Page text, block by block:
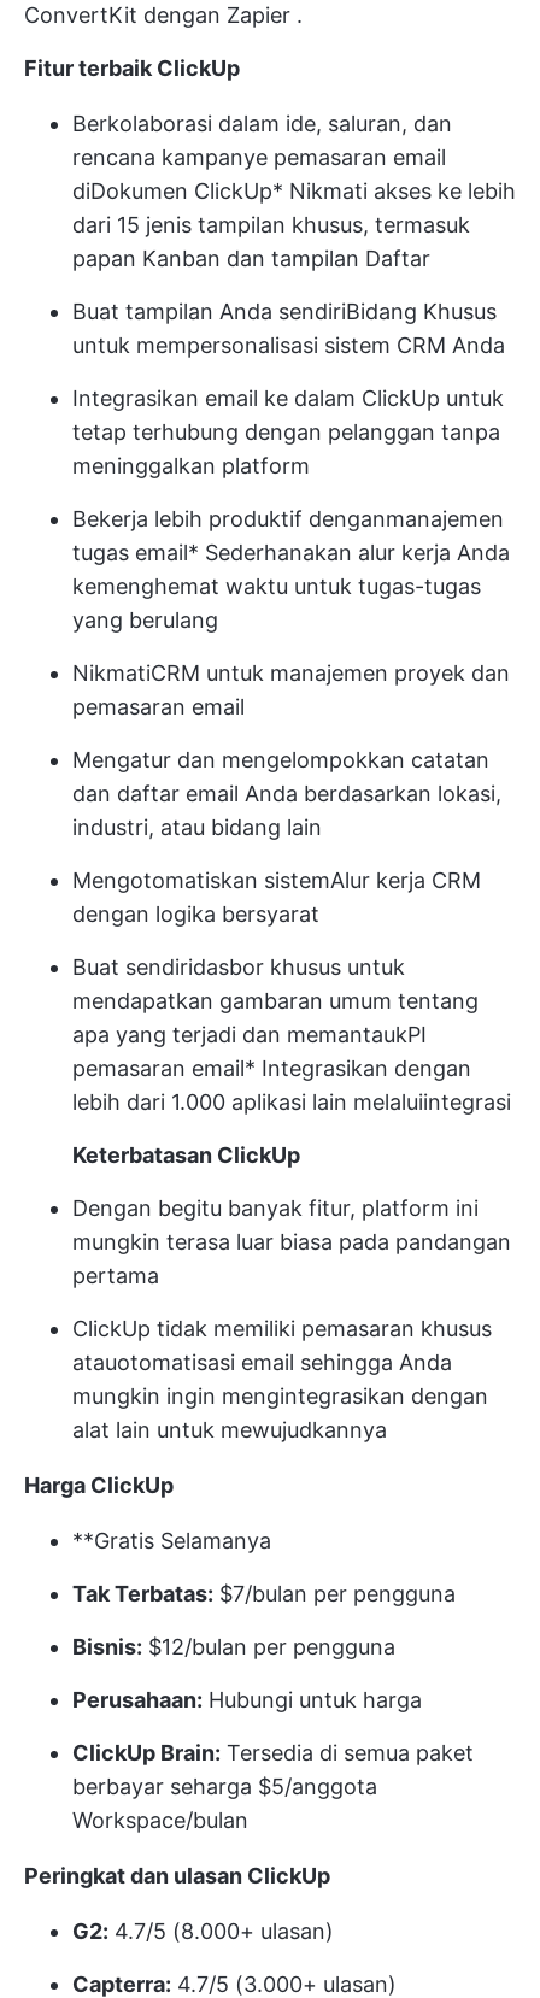
ConvertKit dengan Zapier .
Fitur terbaik ClickUp
Berkolaborasi dalam ide, saluran, dan
rencana kampanye pemasaran email
diDokumen ClickUp* Nikmati akses ke lebih
dari 15 jenis tampilan khusus, termasuk
papan Kanban dan tampilan Daftar
Buat tampilan Anda sendiriBidang Khusus
untuk mempersonalisasi sistem CRM Anda
Integrasikan email ke dalam ClickUp untuk
tetap terhubung dengan pelanggan tanpa
meninggalkan platform
Bekerja lebih produktif denganmanajemen
tugas email* Sederhanakan alur kerja Anda
kemenghemat waktu untuk tugas-tugas
yang berulang
NikmatiCRM untuk manajemen proyek dan
pemasaran email
Mengatur dan mengelompokkan catatan
dan daftar email Anda berdasarkan lokasi,
industri, atau bidang lain
Mengotomatiskan sistemAlur kerja CRM
dengan logika bersyarat
Buat sendiridasbor khusus untuk
mendapatkan gambaran umum tentang
apa yang terjadi dan memantaukPI
pemasaran email* Integrasikan dengan
lebih dari 1.000 aplikasi lain melaluiintegrasi
Keterbatasan ClickUp
Dengan begitu banyak fitur, platform ini
mungkin terasa luar biasa pada pandangan
pertama
ClickUp tidak memiliki pemasaran khusus
atauotomatisasi email sehingga Anda
mungkin ingin mengintegrasikan dengan
alat lain untuk mewujudkannya
Harga ClickUp
**Gratis Selamanya
Tak Terbatas: $7/bulan per pengguna
Bisnis: $12/bulan per pengguna
Perusahaan: Hubungi untuk harga
ClickUp Brain: Tersedia di semua paket
berbayar seharga $5/anggota
Workspace/bulan
Peringkat dan ulasan ClickUp
G2: 4.7/5 (8.000+ ulasan)
Capterra: 4.7/5 (3.000+ ulasan)